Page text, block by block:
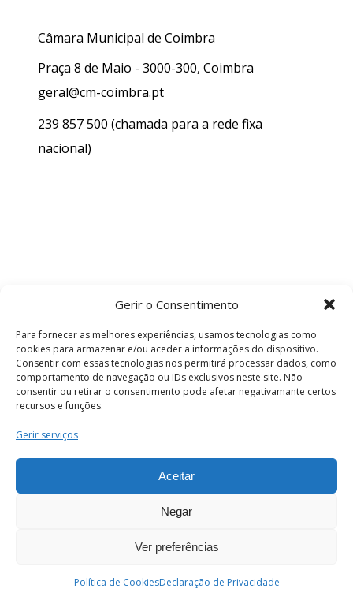
Gerir o Consentimento
Para fornecer as melhores experiências, usamos tecnologias como
cookies para armazenar e/ou aceder a informações do dispositivo.
Consentir com essas tecnologias nos permitirá processar dados, como
comportamento de navegação ou IDs exclusivos neste site. Não
consentir ou retirar o consentimento pode afetar negativamante certos
recursos e funções.
Gerir serviços
Aceitar
Negar
Ver preferências
Política de CookiesDeclaração de Privacidade
Câmara Municipal de Coimbra
Praça 8 de Maio - 3000-300, Coimbra
geral@cm-coimbra.pt
239 857 500 (chamada para a rede fixa
nacional)
Termos e Condições
os direitos reservados.